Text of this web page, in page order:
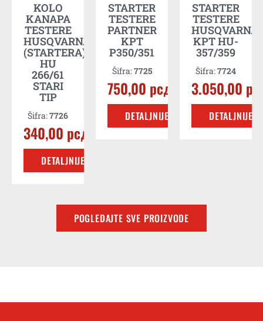
440RKOLO
KANAPA
TESTERE
HUSQVARNA
(STARTERA)
HU
266/61
STARI
TIP
Šifra:7726
340,00 рсд
DETALJNIJE
STARTER
TESTERE
PARTNER
KPT
P350/351
Šifra:7725
750,00 рсд
DETALJNIJE
STARTER
TESTERE
HUSQVARNA
KPT HU-
357/359
Šifra:7724
3.050,00
DETALJNIJE
POGLEDAJTE SVE PROIZVODE